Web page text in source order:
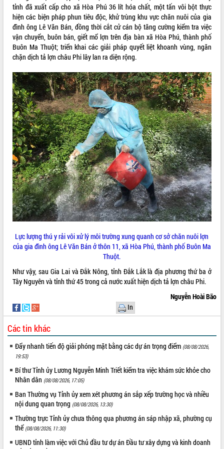
món ăn từ sầu riêng
Đắk Lắk công bố Quy hoạch và xúc
tiến đầu tư tỉnh
Ngành cá ngừ Đắk Lắk chủ động thích
ứng để giữ vững thị trường xuất khẩu
Diễn đàn Kinh tế tư nhân Việt Nam đột
phá cơ chế - Hợp tác công tư
Đề án 06 tạo bước ngoặt đột phá trong
cải cách hành chính tỉnh Đắk Lắk
Kết nối tour, đẩy mạnh chuyển đổi số
để phát triển du lịch Đắk Lắk
Khởi động Dự án Đầu tư xây dựng hạ
tầng kỹ thuật Cụm công nghiệp Tân
Tiến
Gặp mặt các cơ quan báo chí nhân Kỷ
niệm 101 năm Ngày Báo chí Cách
mạng Việt Nam
Đắk Lắk sơ kết 4 năm triển khai thực
hiện Đề án 06 của Chính phủ
Họp báo thông tin về Hội nghị Công bố
Lắk
Khơi thông điểm nghẽn, đẩy nhanh
HĐND tỉnh thông qua điều chỉnh Quy
hoạch tỉnh thời kỳ 2021-2030
hoạch tỉnh Đắk Lắk thời kỳ 2021-2030,
tầm nhìn đến năm 2050
Nâng cao hiệu quả hoạt động của các
doanh nghiệp nhà nước
Hội nghị triển khai kết nối mạng
truyền số liệu chuyên dùng phục vụ cơ
quan Đảng, Nhà nước
Lễ phát động chuỗi hoạt động chung
tay làm sạch môi trường
Xã Ea Kar bước chuyển mình trong
công tác cải cách hành chính mô hình
mới
năm 2026
tỉnh đã xuất cấp cho xã Hòa Phú 36 lít hóa chất, một tấn vôi bột thực
hiện các biện pháp phun tiêu độc, khử trùng khu vực chăn nuôi của gia
đình ông Lê Văn Bán, đồng thời cắt cử cán bộ tăng cường kiểm tra việc
vận chuyển, buôn bán, giết mổ lợn trên địa bàn xã Hòa Phú, thành phố
Buôn Ma Thuột; triển khai các giải pháp quyết liệt khoanh vùng, ngăn
chặn dịch tả lợn châu Phi lây lan ra diện rộng.
Lực lượng thú y rải vôi xử lý môi trường xung quanh cơ sở chăn nuôi lợn
của gia đình ông Lê Văn Bán ở thôn 11, xã Hòa Phú, thành phố Buôn Ma
Thuột.
Như vậy, sau Gia Lai và Đắk Nông, tỉnh Đắk Lắk là địa phương thứ ba ở
Tây Nguyên và tỉnh thứ 45 trong cả nước xuất hiện dịch tả lợn châu Phi.
Nguyễn Hoài Bão
In
Các tin khác
Đẩy nhanh tiến độ giải phóng mặt bằng các dự án trọng điểm (08/08/2026,
19:53)
Bí thư Tỉnh ủy Lương Nguyễn Minh Triết kiểm tra việc khám sức khỏe cho
Nhân dân (08/08/2026, 17:05)
Ban Thường vụ Tỉnh ủy xem xét phương án sắp xếp trường học và nhiều
nội dung quan trọng (08/08/2026, 13:30)
Thường trực Tỉnh ủy chưa thông qua phương án sáp nhập xã, phường cụ
thể (08/08/2026, 11:30)
UBND tỉnh làm việc với Chủ đầu tư dự án Đầu tư xây dựng và kinh doanh